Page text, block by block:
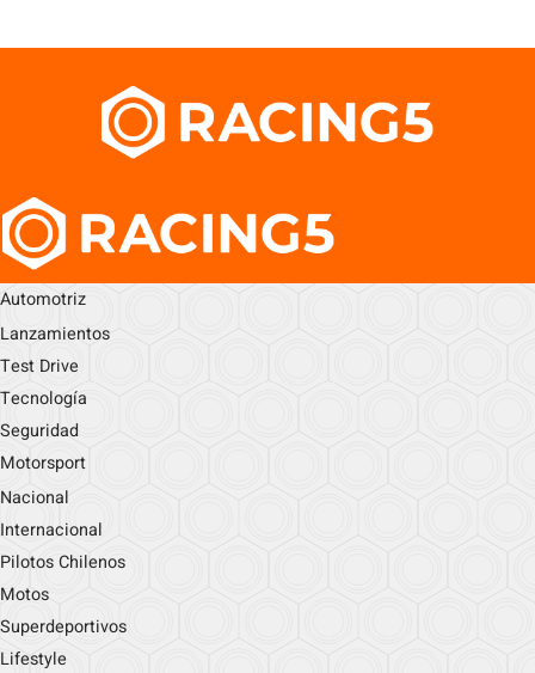
Automotriz
Lanzamientos
Test Drive
Tecnología
Seguridad
Motorsport
Nacional
Internacional
Pilotos Chilenos
Motos
Superdeportivos
Lifestyle